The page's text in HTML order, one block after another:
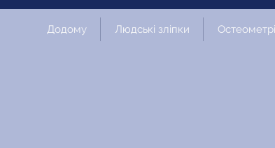
Додому Людські зліпки